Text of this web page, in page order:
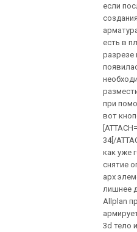
если
есть в
разрезе
при
вот
34[/
как уже
снятие
арх
лишнее
Allplan
3d тело